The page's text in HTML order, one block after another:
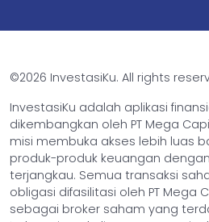
©2026 InvestasiKu. All rights
InvestasiKu adalah aplikasi
dikembangkan oleh PT Mega
misi membuka akses lebih luas
produk-produk keuangan
terjangkau. Semua transaksi
obligasi difasilitasi oleh PT Mega
sebagai broker saham yang